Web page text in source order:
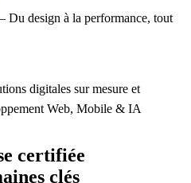
Du design à la performance, tout
digitales sur mesure et
Web, Mobile & IA
certifiée
clés